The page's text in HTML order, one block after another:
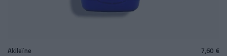
Akileïne 7,60 €